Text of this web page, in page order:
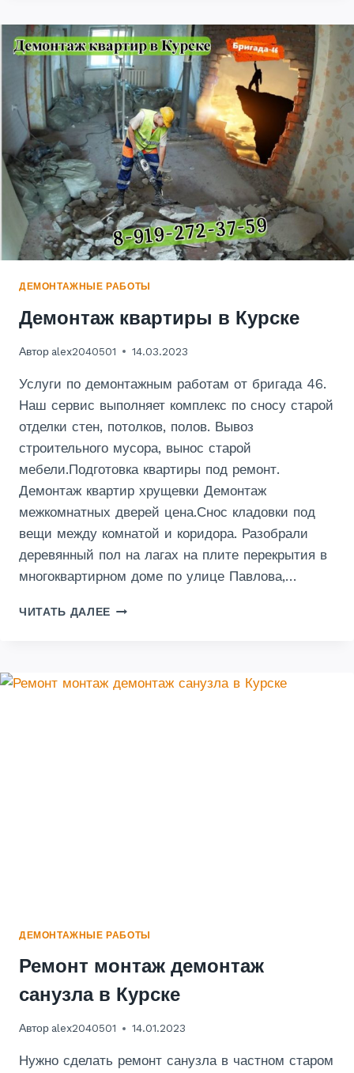
ДЕМОНТАЖНЫЕ РАБОТЫ
Демонтаж квартиры в Курске
Автор alex2040501 14.03.2023
Услуги по демонтажным работам от бригада 46.
Наш сервис выполняет комплекс по сносу старой
отделки стен, потолков, полов. Вывоз
строительного мусора, вынос старой
мебели.Подготовка квартиры под ремонт.
Демонтаж квартир хрущевки Демонтаж
межкомнатных дверей цена.Снос кладовки под
вещи между комнатой и коридора. Разобрали
деревянный пол на лагах на плите перекрытия в
многоквартирном доме по улице Павлова,…
ЧИТАТЬ ДАЛЕЕ ДЕМОНТАЖ
ДЕМОНТАЖНЫЕ РАБОТЫ
Ремонт монтаж демонтаж
санузла в Курске
Автор alex2040501 14.01.2023
Нужно сделать ремонт санузла в частном старом